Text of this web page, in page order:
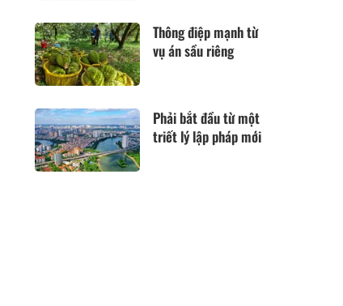
Thông điệp mạnh từ
vụ án sầu riêng
Phải bắt đầu từ một
triết lý lập pháp mới